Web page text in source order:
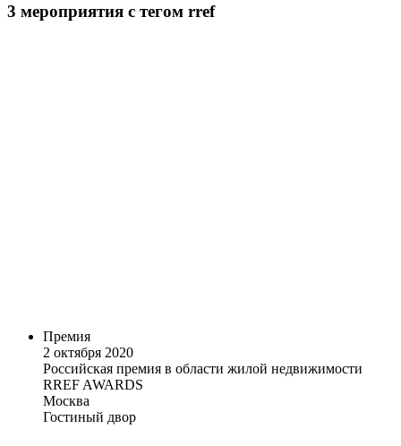
3 мероприятия с тегом rref
Премия
2 октября 2020
Российская премия в области жилой недвижимости
RREF AWARDS
Москва
Гостиный двор